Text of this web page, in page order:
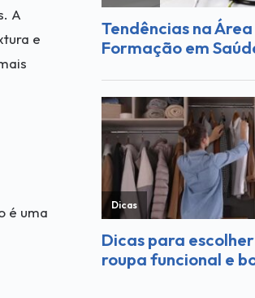
A
e
é uma